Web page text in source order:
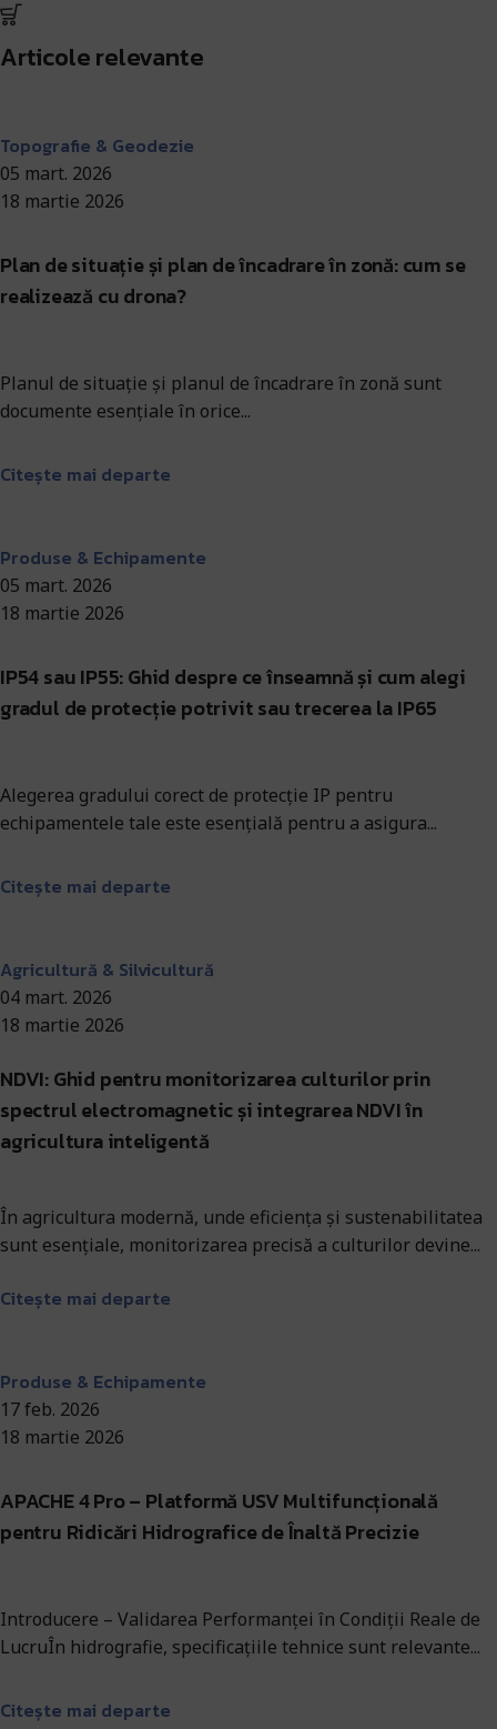
Articole relevante
Topografie & Geodezie
05 mart. 2026
18 martie 2026
Plan de situație și plan de încadrare în zonă: cum se
realizează cu drona?
Planul de situație și planul de încadrare în zonă sunt
documente esențiale în orice...
Citește mai departe
Produse & Echipamente
05 mart. 2026
18 martie 2026
IP54 sau IP55: Ghid despre ce înseamnă și cum alegi
gradul de protecție potrivit sau trecerea la IP65
Alegerea gradului corect de protecție IP pentru
echipamentele tale este esențială pentru a asigura...
Citește mai departe
Agricultură & Silvicultură
04 mart. 2026
18 martie 2026
NDVI: Ghid pentru monitorizarea culturilor prin
spectrul electromagnetic și integrarea NDVI în
agricultura inteligentă
În agricultura modernă, unde eficiența și sustenabilitatea
sunt esențiale, monitorizarea precisă a culturilor devine...
Citește mai departe
Produse & Echipamente
17 feb. 2026
18 martie 2026
APACHE 4 Pro – Platformă USV Multifuncțională
pentru Ridicări Hidrografice de Înaltă Precizie
Introducere – Validarea Performanței în Condiții Reale de
LucruÎn hidrografie, specificațiile tehnice sunt relevante...
Citește mai departe